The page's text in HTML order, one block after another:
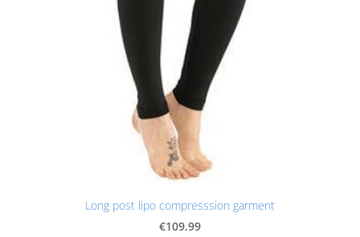
Long post lipo compresssion garment
€109.99